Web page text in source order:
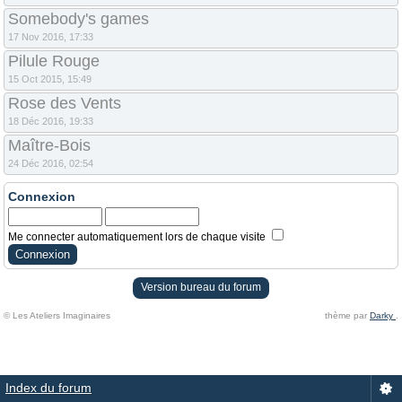
Somebody's games
17 Nov 2016, 17:33
Pilule Rouge
15 Oct 2015, 15:49
Rose des Vents
18 Déc 2016, 19:33
Maître-Bois
24 Déc 2016, 02:54
Connexion
Me connecter automatiquement lors de chaque visite
Version bureau du forum
© Les Ateliers Imaginaires thème par Darky
Index du forum